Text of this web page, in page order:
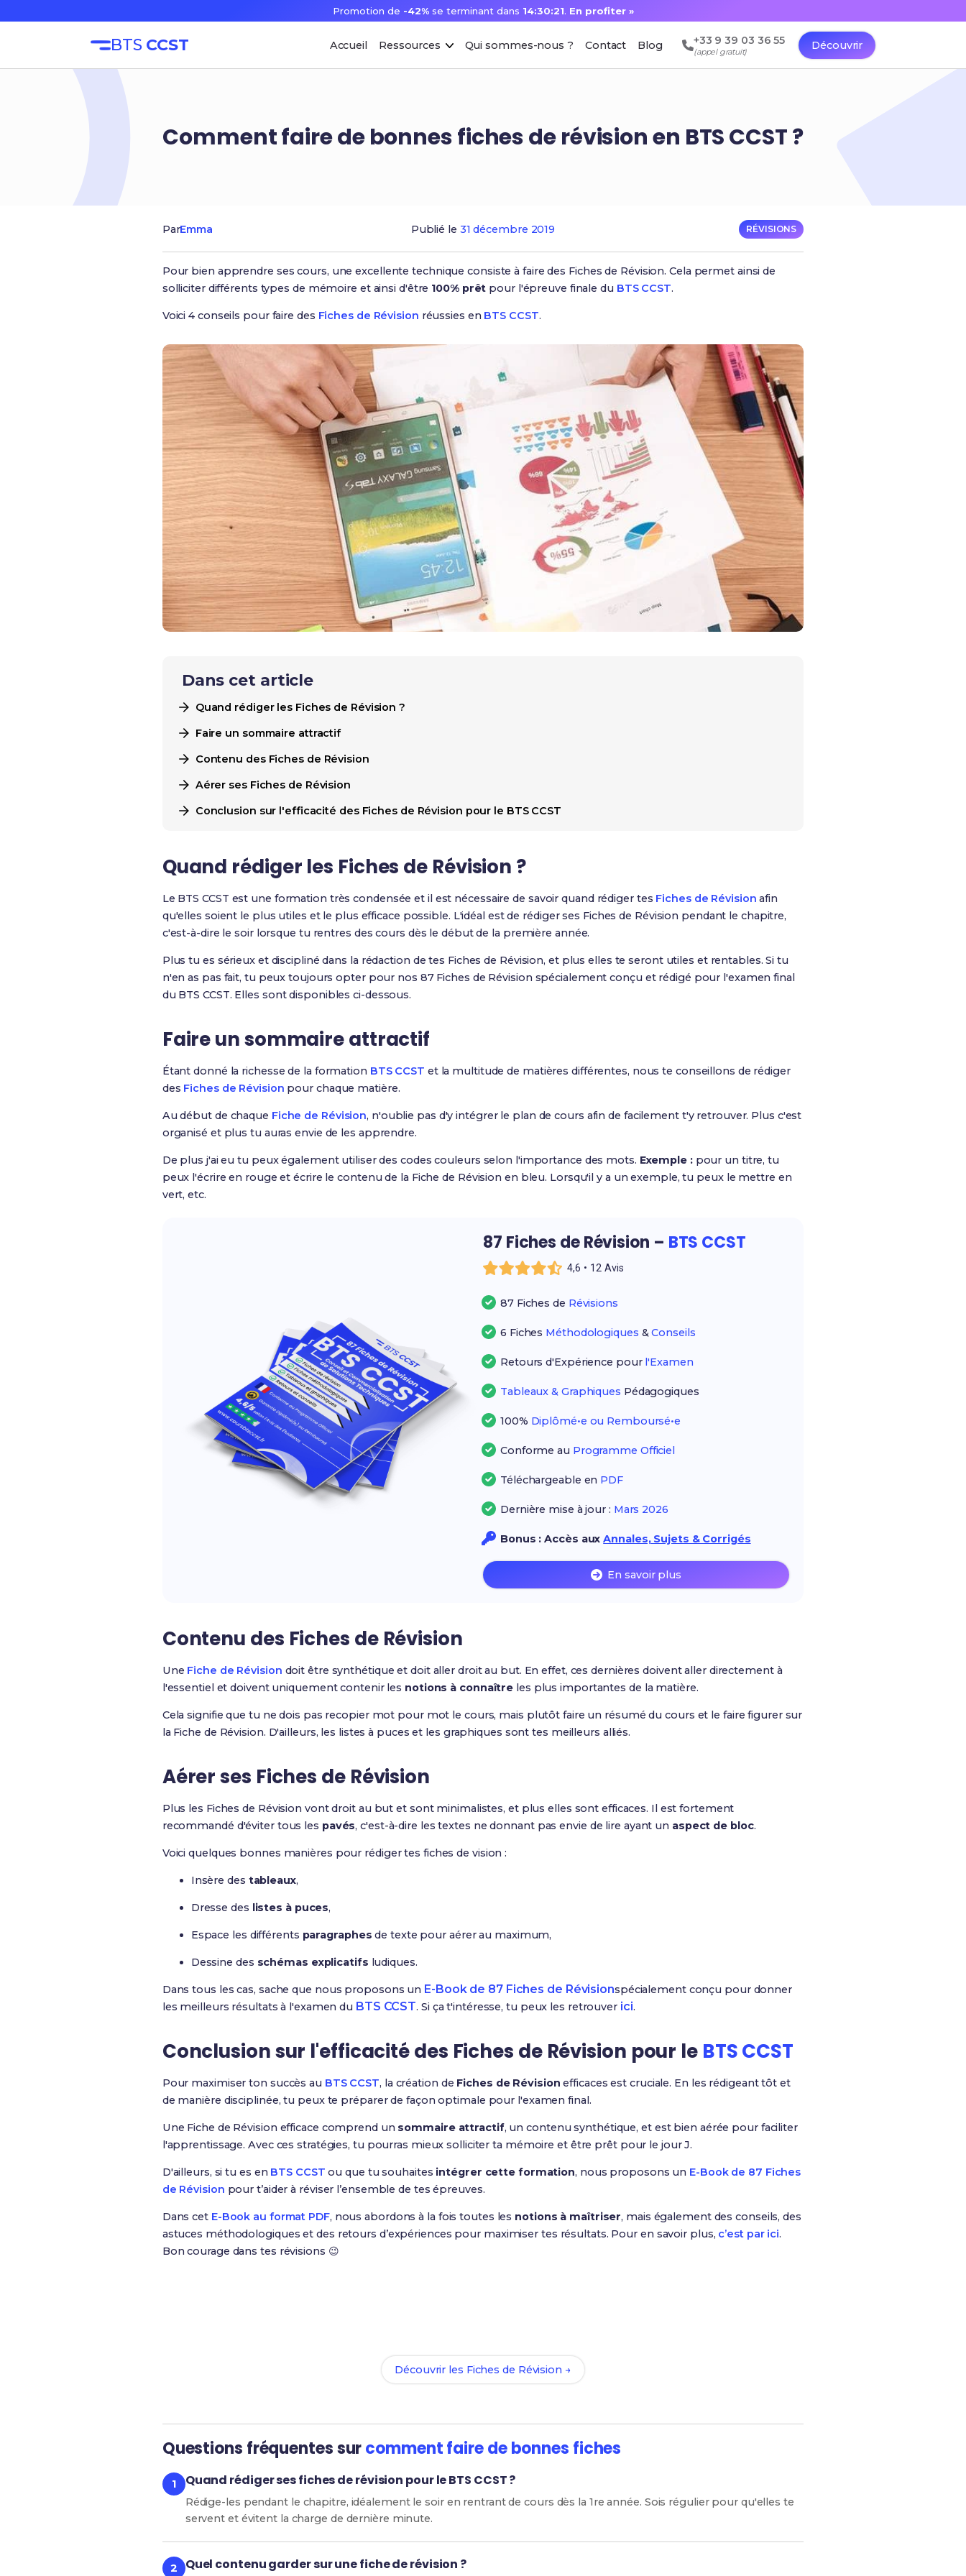
Promotion de -42%se terminant dans 14:30:20.En profiter »
BTS CCST Accueil Ressources Qui sommes-nous ? Contact Blog +33 9 39 03 36 55
(appel gratuit)
Découvrir
Comment faire de bonnes fiches de révision en BTS CCST ?
ParEmma Publié le 31 décembre 2019 RÉVISIONS
Pour bien apprendre ses cours, une excellente technique consiste à faire des Fiches de Révision. Cela permet ainsi de
solliciter différents types de mémoire et ainsi d'être 100% prêt pour l'épreuve finale du BTS CCST.
Voici 4 conseils pour faire des Fiches de Révision réussies en BTS CCST.
Dans cet article
Quand rédiger les Fiches de Révision ?
Faire un sommaire attractif
Contenu des Fiches de Révision
Aérer ses Fiches de Révision
Conclusion sur l'efficacité des Fiches de Révision pour le BTS CCST
Quand rédiger les Fiches de Révision ?
Le BTS CCST est une formation très condensée et il est nécessaire de savoir quand rédiger tes Fiches de Révision afin
qu'elles soient le plus utiles et le plus efficace possible. L'idéal est de rédiger ses Fiches de Révision pendant le chapitre,
c'est-à-dire le soir lorsque tu rentres des cours dès le début de la première année.
Plus tu es sérieux et discipliné dans la rédaction de tes Fiches de Révision, et plus elles te seront utiles et rentables. Si tu
n'en as pas fait, tu peux toujours opter pour nos 87 Fiches de Révision spécialement conçu et rédigé pour l'examen final
du BTS CCST. Elles sont disponibles ci-dessous.
Faire un sommaire attractif
Étant donné la richesse de la formation BTS CCST et la multitude de matières différentes, nous te conseillons de rédiger
des Fiches de Révision pour chaque matière.
Au début de chaque Fiche de Révision, n'oublie pas d'y intégrer le plan de cours afin de facilement t'y retrouver. Plus c'est
organisé et plus tu auras envie de les apprendre.
De plus j'ai eu tu peux également utiliser des codes couleurs selon l'importance des mots. Exemple :pour un titre, tu
peux l'écrire en rouge et écrire le contenu de la Fiche de Révision en bleu. Lorsqu'il y a un exemple, tu peux le mettre en
vert, etc.
87 Fiches de Révision – BTS CCST
4,6 • 12 Avis
87 Fiches de Révisions
6 Fiches Méthodologiques &Conseils
Retours d'Expérience pour l'Examen
Tableaux & Graphiques Pédagogiques
100% Diplômé•e ou Remboursé•e
Conforme au Programme Officiel
Téléchargeable en PDF
Dernière mise à jour : Mars 2026
Bonus : Accès auxAnnales, Sujets & Corrigés
En savoir plus
Contenu des Fiches de Révision
Une Fiche de Révision doit être synthétique et doit aller droit au but. En effet, ces dernières doivent aller directement à
l'essentiel et doivent uniquement contenir les notions à connaître les plus importantes de la matière.
Cela signifie que tu ne dois pas recopier mot pour mot le cours, mais plutôt faire un résumé du cours et le faire figurer sur
la Fiche de Révision. D'ailleurs, les listes à puces et les graphiques sont tes meilleurs alliés.
Aérer ses Fiches de Révision
Plus les Fiches de Révision vont droit au but et sont minimalistes, et plus elles sont efficaces. Il est fortement
recommandé d'éviter tous les pavés, c'est-à-dire les textes ne donnant pas envie de lire ayant un aspect de bloc.
Voici quelques bonnes manières pour rédiger tes fiches de vision :
Insère des tableaux,
Dresse des listes à puces,
Espace les différents paragraphes de texte pour aérer au maximum,
Dessine des schémas explicatifs ludiques.
Dans tous les cas, sache que nous proposons un E-Book de 87 Fiches de Révisionspécialement conçu pour donner
les meilleurs résultats à l'examen du BTS CCST. Si ça t'intéresse, tu peux les retrouver ici.
Conclusion sur l'efficacité des Fiches de Révision pour le BTS CCST
Pour maximiser ton succès au BTS CCST, la création de Fiches de Révision efficaces est cruciale. En les rédigeant tôt et
de manière disciplinée, tu peux te préparer de façon optimale pour l'examen final.
Une Fiche de Révision efficace comprend un sommaire attractif, un contenu synthétique, et est bien aérée pour faciliter
l'apprentissage. Avec ces stratégies, tu pourras mieux solliciter ta mémoire et être prêt pour le jour J.
D'ailleurs, si tu es en BTS CCST ou que tu souhaites intégrer cette formation, nous proposons un E-Book de 87 Fiches
de Révision pour t’aider à réviser l’ensemble de tes épreuves.
Dans cet E-Book au format PDF, nous abordons à la fois toutes les notions à maîtriser, mais également des conseils, des
astuces méthodologiques et des retours d’expériences pour maximiser tes résultats. Pour en savoir plus, c’est par ici.
Bon courage dans tes révisions 😉
Découvrir les Fiches de Révision →
Questions fréquentes surcomment faire de bonnes fiches
Quand rédiger ses fiches de révision pour le BTS CCST ?
Rédige-les pendant le chapitre, idéalement le soir en rentrant de cours dès la 1re année. Sois régulier pour qu'elles te
servent et évitent la charge de dernière minute.
Quel contenu garder sur une fiche de révision ?